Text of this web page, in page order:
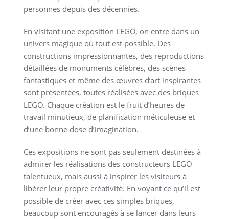
personnes depuis des décennies.
En visitant une exposition LEGO, on entre dans un
univers magique où tout est possible. Des
constructions impressionnantes, des reproductions
détaillées de monuments célèbres, des scènes
fantastiques et même des œuvres d’art inspirantes
sont présentées, toutes réalisées avec des briques
LEGO. Chaque création est le fruit d’heures de
travail minutieux, de planification méticuleuse et
d’une bonne dose d’imagination.
Ces expositions ne sont pas seulement destinées à
admirer les réalisations des constructeurs LEGO
talentueux, mais aussi à inspirer les visiteurs à
libérer leur propre créativité. En voyant ce qu’il est
possible de créer avec ces simples briques,
beaucoup sont encouragés à se lancer dans leurs